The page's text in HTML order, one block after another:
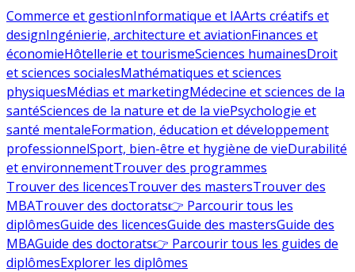
Commerce et gestionInformatique et IAArts créatifs et
designIngénierie, architecture et aviationFinances et
économieHôtellerie et tourismeSciences humainesDroit
et sciences socialesMathématiques et sciences
physiquesMédias et marketingMédecine et sciences de la
santéSciences de la nature et de la viePsychologie et
santé mentaleFormation, éducation et développement
professionnelSport, bien-être et hygiène de vieDurabilité
et environnementTrouver des programmes
Trouver des licencesTrouver des mastersTrouver des
MBATrouver des doctorats👉 Parcourir tous les
diplômesGuide des licencesGuide des mastersGuide des
MBAGuide des doctorats👉 Parcourir tous les guides de
diplômesExplorer les diplômes